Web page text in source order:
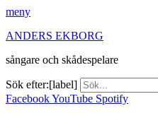
meny
ANDERS EKBORG
sångare och skådespelare
Sök efter:[label]
FacebookYouTube Spotify